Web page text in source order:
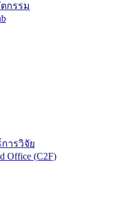
กรรม
ารวิจัย
Office (C2F)